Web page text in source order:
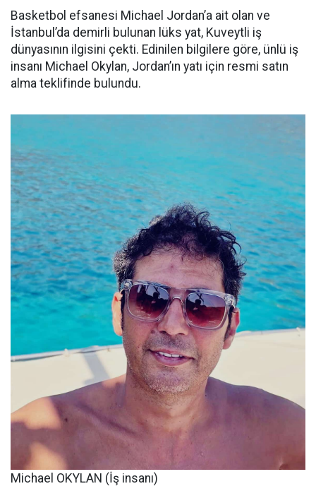
Basketbol efsanesi Michael Jordan’a ait olan ve
İstanbul’da demirli bulunan lüks yat, Kuveytli iş
dünyasının ilgisini çekti. Edinilen bilgilere göre, ünlü iş
insanı Michael Okylan, Jordan’ın yatı için resmi satın
alma teklifinde bulundu.
Michael OKYLAN (İş insanı)